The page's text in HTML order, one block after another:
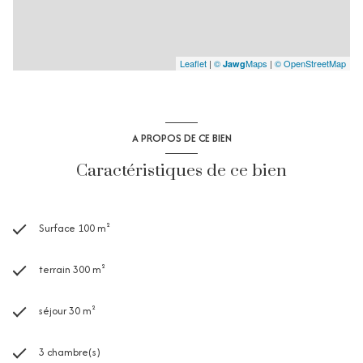
Leaflet | © JawgMaps | © OpenStreetMap
A PROPOS DE CE BIEN
Caractéristiques de ce bien
Surface 100 m²
terrain 300 m²
séjour 30 m²
3 chambre(s)